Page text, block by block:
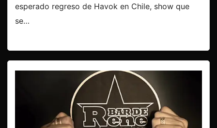
esperado regreso de Havok en Chile, show que
se…